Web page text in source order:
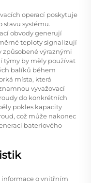
operací poskytuje
stavu systému.
obvody generují
teploty signalizují
způsobené výraznými
týmy by měly používat
balíků během
místa, která
vyvažovací
do konkrétních
pokles kapacity
což může nakonec
bateriového
o vnitřním